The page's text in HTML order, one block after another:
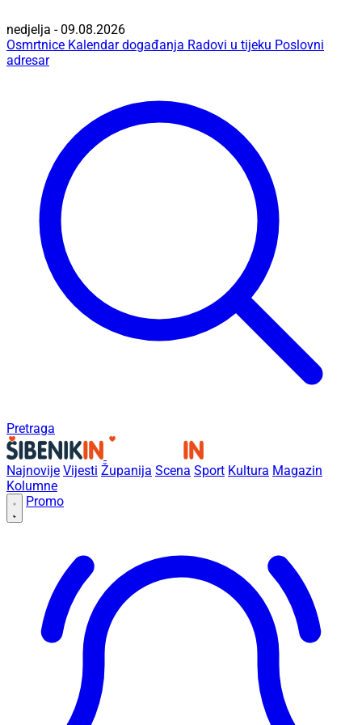
nedjelja - 09.08.2026
Osmrtnice Kalendar događanja Radovi u tijeku Poslovni
adresar
Pretraga
Najnovije Vijesti Županija Scena Sport Kultura Magazin
Kolumne
Promo